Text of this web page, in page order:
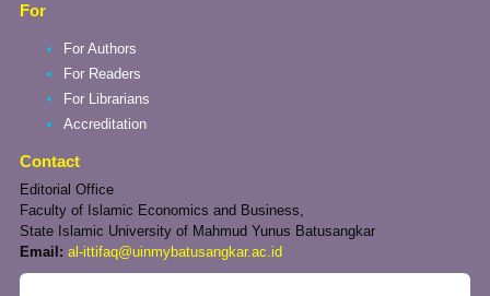
For
For Authors
For Readers
For Librarians
Accreditation
Contact
Editorial Office
Faculty of Islamic Economics and Business,
State Islamic University of Mahmud Yunus Batusangkar
Email: al-ittifaq@uinmybatusangkar.ac.id